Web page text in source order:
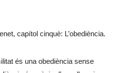
capítol cinquè: L’obediència.
és una obediència sense